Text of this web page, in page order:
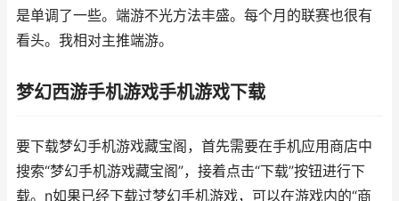
是单调了一些。端游不光方法丰盛。每个月的联赛也很有
看头。我相对主推端游。
梦幻西游手机游戏手机游戏下载
要下载梦幻手机游戏藏宝阁，首先需要在手机应用商店中
搜索“梦幻手机游戏藏宝阁”，接着点击“下载”按钮进行下
载。n如果已经下载过梦幻手机游戏，可以在游戏内的“商